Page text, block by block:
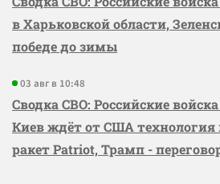
в Харьковской области,
победе до зимы
03 авг в 10:48
Сводка СВО: Российские
Киев ждёт от США технология
ракет Patriot, Трамп -